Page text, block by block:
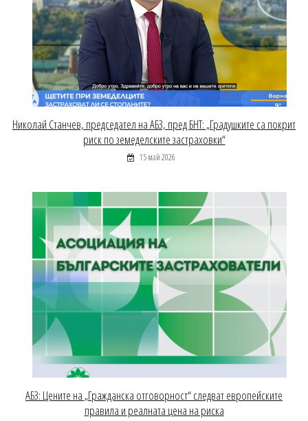
Николай Станчев, председател на АБЗ, пред БНТ: „Градушките са покрит
риск по земеделските застраховки“
15 май 2026
АБЗ: Цените на „Гражданска отговорност“ следват европейските
правила и реалната цена на риска